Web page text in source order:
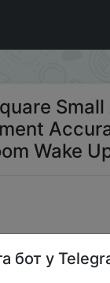
Time
Wake
бот у